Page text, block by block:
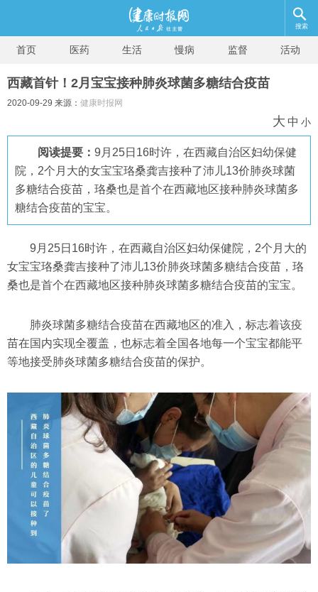
搜索
首页 医药 生活 慢病 监督 活动
西藏首针！2月宝宝接种肺炎球菌多糖结合疫苗
2020-09-29 来源： 健康时报网
大 中 小
阅读提要： 9月25日16时许，在西藏自治区妇幼保健
院，2个月大的女宝宝珞桑龚吉接种了沛儿13价肺炎球菌
多糖结合疫苗，珞桑也是首个在西藏地区接种肺炎球菌多
糖结合疫苗的宝宝。
9月25日16时许，在西藏自治区妇幼保健院，2个月大的
女宝宝珞桑龚吉接种了沛儿13价肺炎球菌多糖结合疫苗，珞
桑也是首个在西藏地区接种肺炎球菌多糖结合疫苗的宝宝。
肺炎球菌多糖结合疫苗在西藏地区的准入，标志着该疫
苗在国内实现全覆盖，也标志着全国各地每一个宝宝都能平
等地接受肺炎球菌多糖结合疫苗的保护。